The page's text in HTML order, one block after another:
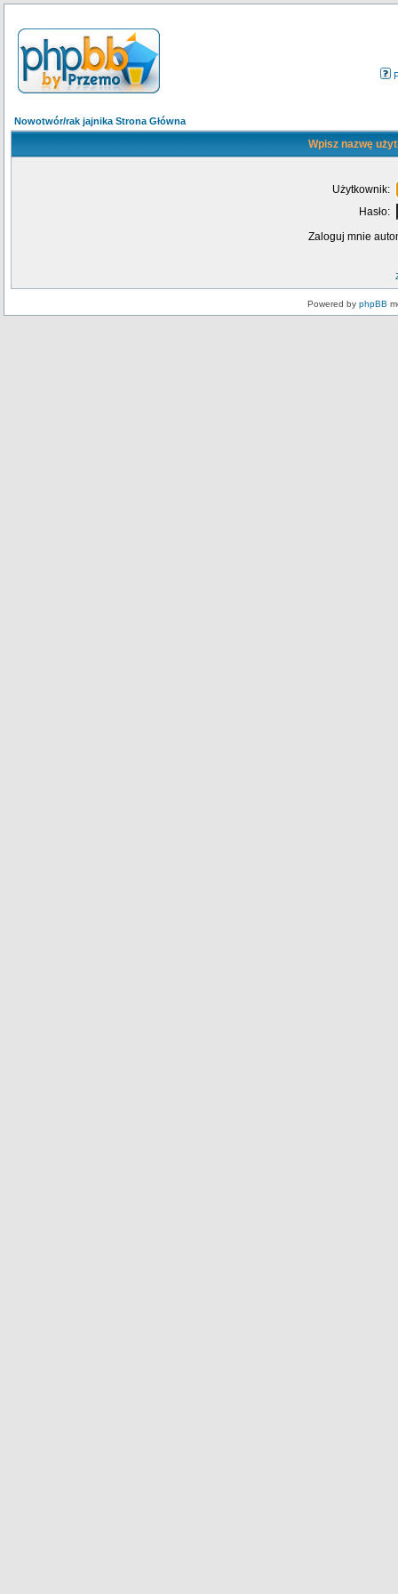
Nowotwór/rak jajnika Strona Główna
Wpisz nazwę
Użytkownik:
Hasło:
Zaloguj mnie
Powered by phpBB